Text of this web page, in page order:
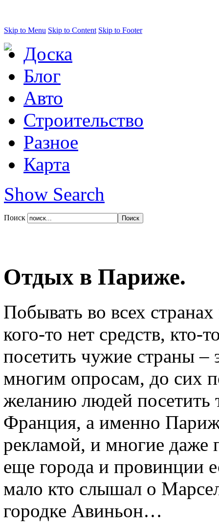
Skip to Menu Skip to Content Skip to Footer
Доска
Блог
Авто
Строительство
Разное
Карта
Show Search
Поиск
Отдых в Париже.
Побывать во всех
кого-то нет средств, кто-
посетить чужие страны –
многим опросам, до сих
желанию людей посетить
Франция, а именно
рекламой, и многие даже
еще города и провинции
мало кто слышал о
городке Авиньон…